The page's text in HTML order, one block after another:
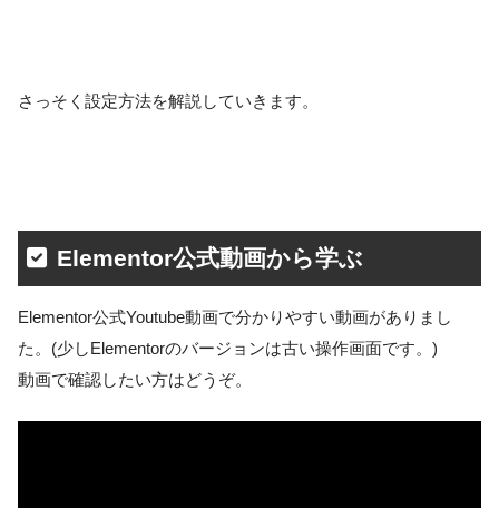
さっそく設定方法を解説していきます。
Elementor公式動画から学ぶ
Elementor公式Youtube動画で分かりやすい動画がありまし
た。(少しElementorのバージョンは古い操作画面です。)
動画で確認したい方はどうぞ。